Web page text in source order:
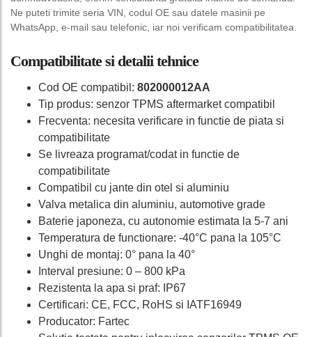
Ne puteti trimite seria VIN, codul OE sau datele masinii pe
WhatsApp, e-mail sau telefonic, iar noi verificam compatibilitatea.
Compatibilitate si detalii tehnice
Cod OE compatibil: 802000012AA
Tip produs: senzor TPMS aftermarket compatibil
Frecventa: necesita verificare in functie de piata si
compatibilitate
Se livreaza programat/codat in functie de
compatibilitate
Compatibil cu jante din otel si aluminiu
Valva metalica din aluminiu, automotive grade
Baterie japoneza, cu autonomie estimata la 5-7 ani
Temperatura de functionare: -40°C pana la 105°C
Unghi de montaj: 0° pana la 40°
Interval presiune: 0 – 800 kPa
Rezistenta la apa si praf: IP67
Certificari: CE, FCC, RoHS si IATF16949
Producator: Fartec